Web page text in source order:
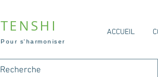
TENSHI
Pour s'harmoniser
ACCUEIL